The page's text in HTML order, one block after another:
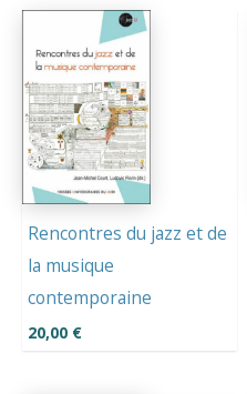
Rencontres du jazz et de
la musique
contemporaine
20,00 €